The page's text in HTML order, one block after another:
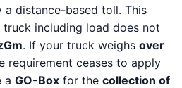
distance-based toll. This
including load does not
. If your truck weighs over
requirement ceases to apply
a GO-Box for the collection of